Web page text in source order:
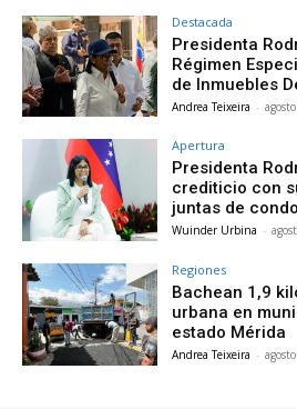
Destacada
Presidenta
Régimen
de Inmuebles
Andrea Teixeira -
Apertura
Presidenta
crediticio con
juntas de
Wuinder Urbina -
Regiones
Bachean 1,9
urbana en
estado Mérida
Andrea Teixeira -